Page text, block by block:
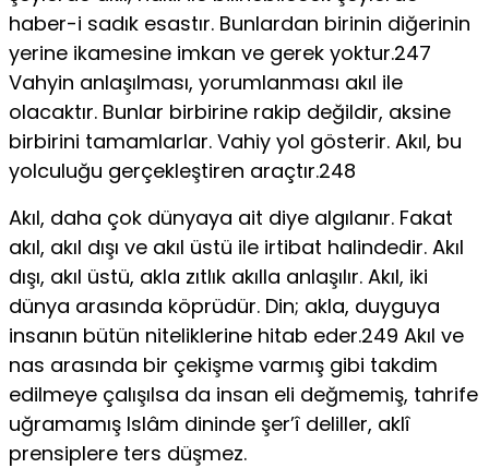
haber-i sadık esastır. Bunlardan birinin diğerinin
yerine ikamesine imkan ve gerek yoktur.247
Vahyin anlaşılması, yorumlanması akıl ile
olacaktır. Bunlar birbirine rakip değildir, aksine
birbirini tamamlarlar. Vahiy yol gösterir. Akıl, bu
yolculuğu gerçekleştiren araçtır.248
Akıl, daha çok dünyaya ait diye algılanır. Fakat
akıl, akıl dışı ve akıl üstü ile irtibat halindedir. Akıl
dışı, akıl üstü, akla zıtlık akılla anlaşılır. Akıl, iki
dünya arasında köprüdür. Din; akla, duyguya
insanın bütün niteliklerine hitab eder.249 Akıl ve
nas arasında bir çekişme varmış gibi takdim
edilmeye çalışılsa da insan eli değmemiş, tahrife
uğramamış Islâm dininde şer’î deliller, aklî
prensiplere ters düşmez.